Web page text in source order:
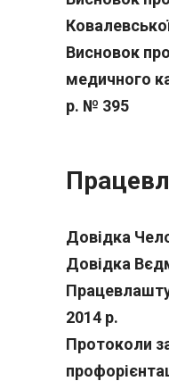
Висновок
медичного
р. № 395
Довідка
Довідка
2014 р.
Протоколи